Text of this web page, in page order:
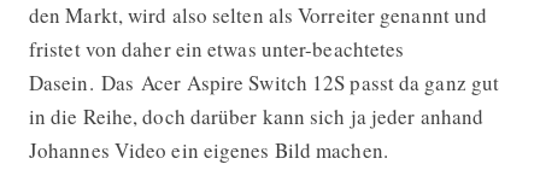
den Markt, wird also selten als Vorreiter genannt und
fristet von daher ein etwas unter-beachtetes
Dasein. Das Acer Aspire Switch 12S passt da ganz gut
in die Reihe, doch darüber kann sich ja jeder anhand
Johannes Video ein eigenes Bild machen.